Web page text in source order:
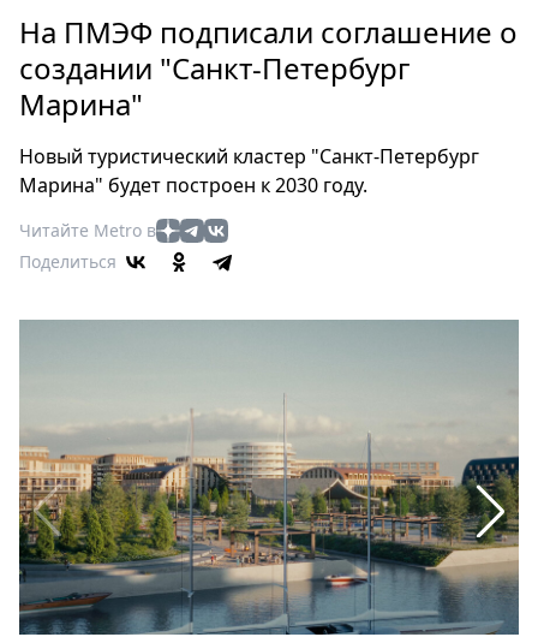
Россия
Мир
Здоровье
Туризм
Мода
Театр
Кино
релизы
О
Metro
Стримы
Спецпроекты
Звезды
Выборы
На ПМЭФ подписали соглашение о
создании "Санкт-Петербург
Марина"
Новый туристический кластер "Санкт-Петербург
Марина" будет построен к 2030 году.
Читайте Metro в
Поделиться